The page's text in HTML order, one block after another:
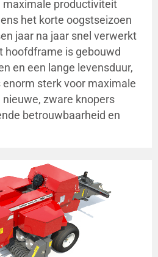
maximale productiviteit
het korte oogstseizoen
jaar na jaar snel verwerkt
hoofdframe is gebouwd
en een lange levensduur,
enorm sterk voor maximale
zware knopers
betrouwbaarheid en